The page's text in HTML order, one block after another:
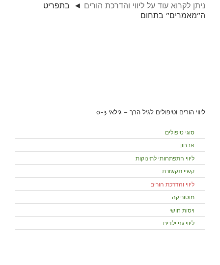
ניתן לקרוא עוד על ליווי והדרכת הורים
בתפריט
ה”מאמרים” בתחום
ליווי הורים וטיפולים לגיל הרך – גילאי 0-3
סוגי טיפולים
אבחון
ליווי התפתחותי לתינוקות
קשיי תקשורת
ליווי והדרכת הורים
מוטוריקה
ויסות חושי
ליווי גני ילדים